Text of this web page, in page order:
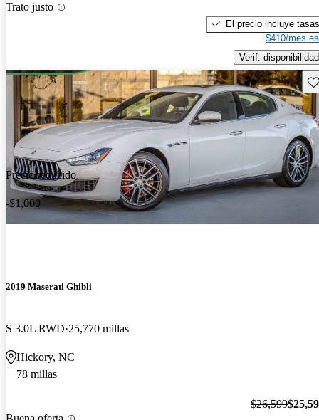
Trato justo
El precio incluye tasas
$410/mes
Verif. disponibilidad
Precio reducido
-$1,000
2019 Maserati Ghibli
S 3.0L RWD 25,770 millas
Hickory, NC
78 millas
$26,599